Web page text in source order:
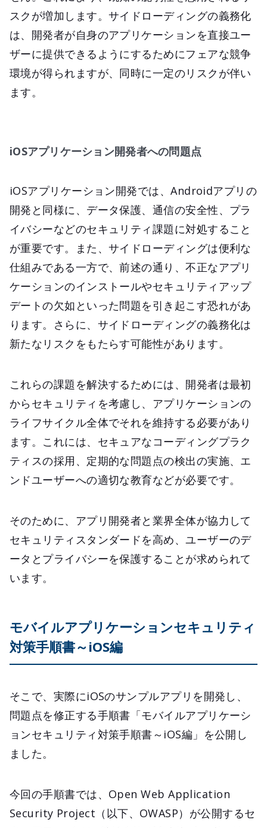
スクが増加します。サイドローディングの義務化
は、開発者が自身のアプリケーションを直接ユー
ザーに提供できるようにするためにフェアな競争
環境が得られますが、同時に一定のリスクが伴い
ます。
iOSアプリケーション開発者への問題点
iOSアプリケーション開発では、Androidアプリの
開発と同様に、データ保護、通信の安全性、プラ
イバシーなどのセキュリティ課題に対処すること
が重要です。また、サイドローディングは便利な
仕組みである一方で、前述の通り、不正なアプリ
ケーションのインストールやセキュリティアップ
デートの欠如といった問題を引き起こす恐れがあ
ります。さらに、サイドローディングの義務化は
新たなリスクをもたらす可能性があります。
これらの課題を解決するためには、開発者は最初
からセキュリティを考慮し、アプリケーションの
ライフサイクル全体でそれを維持する必要があり
ます。これには、セキュアなコーディングプラク
ティスの採用、定期的な問題点の検出の実施、エ
ンドユーザーへの適切な教育などが必要です。
そのために、アプリ開発者と業界全体が協力して
セキュリティスタンダードを高め、ユーザーのデ
ータとプライバシーを保護することが求められて
います。
モバイルアプリケーションセキュリティ
対策手順書～iOS編
そこで、実際にiOSのサンプルアプリを開発し、
問題点を修正する手順書「モバイルアプリケーシ
ョンセキュリティ対策手順書～iOS編」を公開し
ました。
今回の手順書では、Open Web Application
Security Project（以下、OWASP）が公開するセ